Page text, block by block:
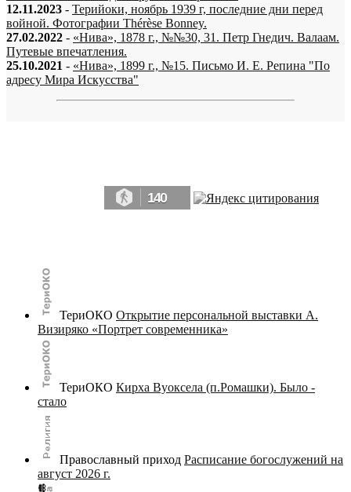
12.11.2023 - Терийоки, ноябрь 1939 г, последние дни перед
войной. Фотографии Thérèse Bonney.
27.02.2022 - «Нива», 1878 г., №№30, 31. Петр Гнедич. Валаам.
Путевые впечатления.
25.10.2021 - «Нива», 1899 г., №15. Письмо И. Е. Репина "По
адресу Мира Искусства"
140
ТериОКО Открытие персональной выставки А.
Визиряко «Портрет современника»
ТериОКО Кирха Вуоксела (п.Ромашки). Было -
стало
Православный приход Расписание богослужений на
август 2026 г.